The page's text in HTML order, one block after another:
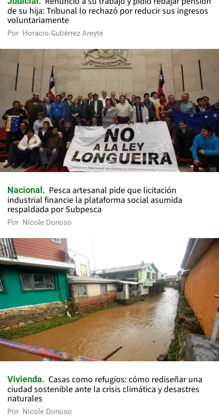
de su hija: Tribunal lo rechazó por reducir sus ingresos
voluntariamente
Por Horacio Gutiérrez Areyte
Nacional
Pesca artesanal pide que licitación
industrial financie la plataforma social asumida
respaldada por Subpesca
Por Nicole Donoso
Vivienda
Casas como refugios: cómo rediseñar una
ciudad sostenible ante la crisis climática y desastres
naturales
Por Nicole Donoso